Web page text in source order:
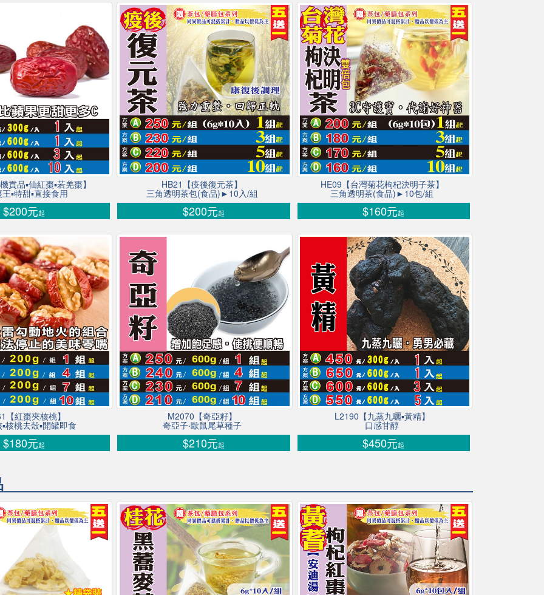
貢品▪仙紅棗▪若羌棗】
▪特甜▪直接食用
$200元起
HB21【疫後復元茶】
三角透明茶包(食品)►10入/組
$200元起
HE09【台灣菊花枸杞決明子茶】
三角透明茶(食品)►10包/組
$160元起
【紅棗夾核桃】
核桃去殼▪開罐即食
$180元起
M2070【奇亞籽】
奇亞子‧歐鼠尾草種子
$210元起
L2190【九蒸九曬▪黃精】
口感甘醇
$450元起